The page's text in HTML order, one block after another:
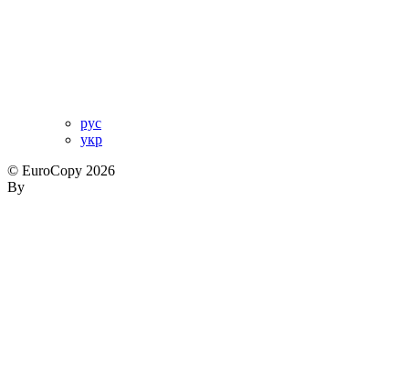
рус
укр
© EuroCopy 2026
By